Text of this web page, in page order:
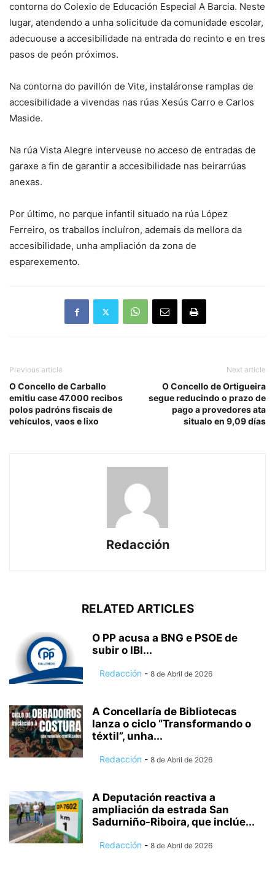
contorna do Colexio de Educación Especial A Barcia. Neste
lugar, atendendo a unha solicitude da comunidade escolar,
adecuouse a accesibilidade na entrada do recinto e en tres
pasos de peón próximos.
Na contorna do pavillón de Vite, instaláronse ramplas de
accesibilidade a vivendas nas rúas Xesús Carro e Carlos
Maside.
Na rúa Vista Alegre interveuse no acceso de entradas de
garaxe a fin de garantir a accesibilidade nas beirarrúas
anexas.
Por último, no parque infantil situado na rúa López
Ferreiro, os traballos incluíron, ademais da mellora da
accesibilidade, unha ampliación da zona de
esparexemento.
Previous article
O Concello de Carballo
emitiu case 47.000 recibos
polos padróns fiscais de
vehículos, vaos e lixo
Next article
O Concello de Ortigueira
segue reducindo o prazo de
pago a provedores ata
situalo en 9,09 días
Redacción
RELATED ARTICLES
O PP acusa a BNG e PSOE de
subir o IBI...
Redacción - 8 de Abril de 2026
A Concellaría de Bibliotecas
lanza o ciclo “Transformando o
téxtil”, unha...
Redacción - 8 de Abril de 2026
A Deputación reactiva a
ampliación da estrada San
Sadurniño-Riboira, que inclúe...
Redacción - 8 de Abril de 2026